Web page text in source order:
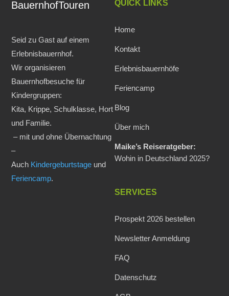
BauernhofTouren
Seid zu Gast auf einem
Erlebnisbauernhof.
Wir organisieren
Bauernhofbesuche für
Kindergruppen:
Kita, Krippe, Schulklasse, Hort
und Familie.
– mit und ohne Übernachtung
–
Auch Kindergeburtstage und
Feriencamp.
QUICK LINKS
Home
Kontakt
Erlebnisbauernhöfe
Feriencamp
Blog
Über mich
Maike’s Reiseratgeber:
Wohin in Deutschland 2025?
SERVICES
Prospekt 2026 bestellen
Newsletter Anmeldung
FAQ
Datenschutz